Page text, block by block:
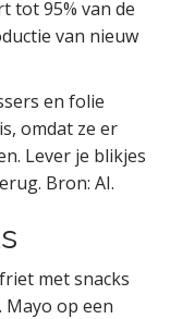
tot 95% van de
van nieuw
en folie
omdat ze er
Lever je blikjes
Bron: AI.
met snacks
Mayo op een